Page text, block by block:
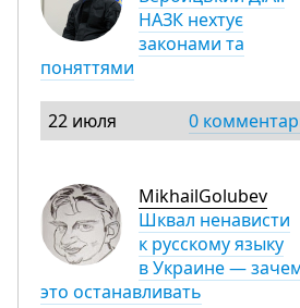
НАЗК нехтує
законами та
поняттями
22 июля 0
MikhailGolubev
Шквал ненависти
к русскому языку
в Украине —
это останавливать